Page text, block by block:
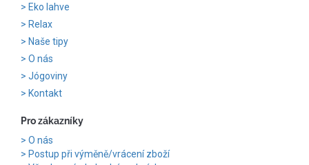
Eko lahve
Relax
Naše tipy
O nás
Jógoviny
Kontakt
Pro zákazníky
O nás
Postup při výměně/vrácení zboží